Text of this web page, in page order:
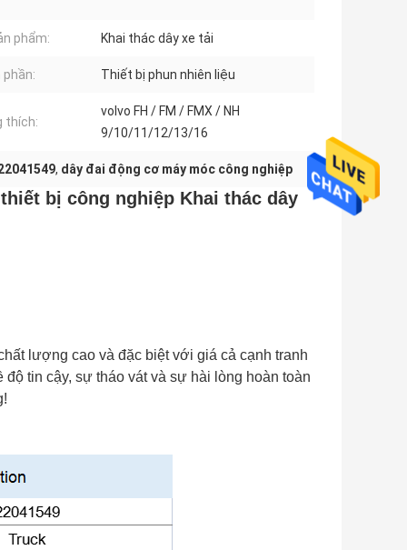
phẩm: Khai thác dây xe tải
Thiết bị phun nhiên liệu
thích:
volvo FH / FM / FMX / NH
9/10/11/12/13/16
, dây đai động cơ máy móc công nghiệp
bị công nghiệp Khai thác dây
lượng cao và đặc biệt với giá cả cạnh tranh
tin cậy, sự tháo vát và sự hài lòng hoàn toàn